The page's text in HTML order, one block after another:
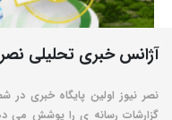
آژانس خبری تحلیلی نصر
نصر نیوز اولین پایگاه خبری
گزارشات رسانه ی را پوشش می